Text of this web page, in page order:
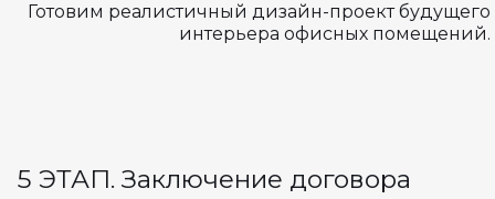
Готовим реалистичный дизайн-проект будущего
интерьера офисных помещений.
5 ЭТАП. Заключение договора